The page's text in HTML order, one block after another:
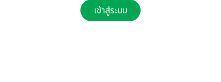
เข้าสู่ระบบ